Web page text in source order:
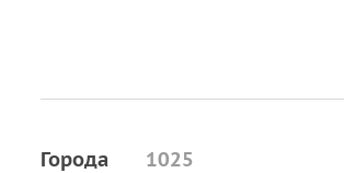
Города
1025